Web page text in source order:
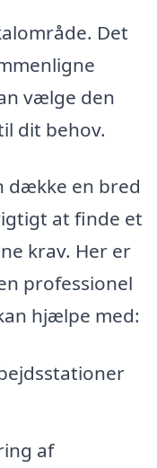
Det
vælge den
dit behov.
dække en bred
at finde et
krav. Her er
professionel
hjælpe med:
af